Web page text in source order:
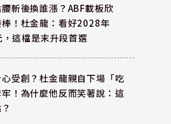
斬後換誰漲？ABF載板欣
！杜金龍：看好2028年
這檔是末升段首選
受創？杜金龍親自下場「吃
！為什麼他反而笑著說：這